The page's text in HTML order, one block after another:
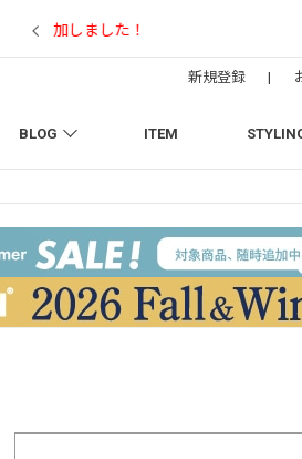
【
BLOG ITEM
新規登録 |